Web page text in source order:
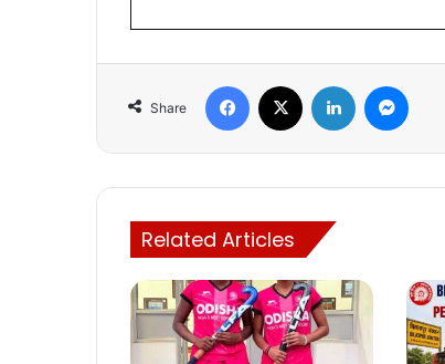
Share
Facebook LinkedIn
Related Articles